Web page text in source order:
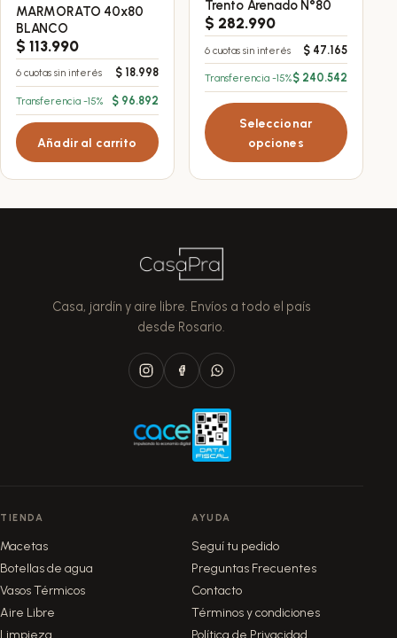
MARMORATO 40x80
BLANCO
$ 113.990
6 cuotas sin interés $ 18.998
Transferencia -15% $ 96.892
Añadir al carrito
Trento Arenado N°80
$ 282.990
6 cuotas sin interés $47.165
Transferencia -15%$240.542
Seleccionar
opciones
tiene
múltiples
variantes.
Las
opciones
se
pueden
de
producto
Casa, jardín y aire libre. Envíos a todo el país
desde Rosario.
TIENDA
Macetas
Botellas de agua
Vasos Térmicos
Aire Libre
AYUDA
Seguí tu pedido
Preguntas Frecuentes
Contacto
Términos y condiciones